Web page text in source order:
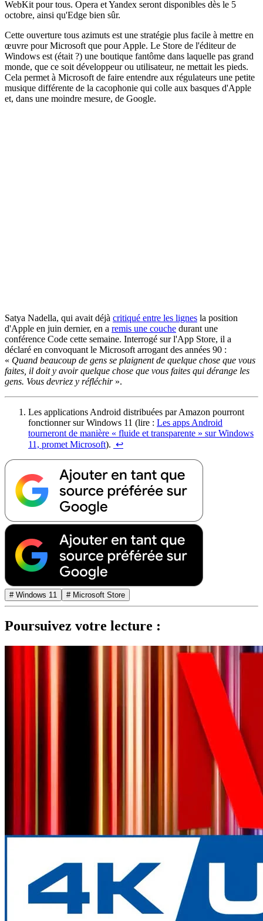
WebKit pour tous. Opera et Yandex seront disponibles dès le 5
octobre, ainsi qu'Edge bien sûr.
Cette ouverture tous azimuts est une stratégie plus facile à mettre en
œuvre pour Microsoft que pour Apple. Le Store de l'éditeur de
Windows est (était ?) une boutique fantôme dans laquelle pas grand
monde, que ce soit développeur ou utilisateur, ne mettait les pieds.
Cela permet à Microsoft de faire entendre aux régulateurs une petite
musique différente de la cacophonie qui colle aux basques d'Apple
et, dans une moindre mesure, de Google.
Satya Nadella, qui avait déjà critiqué entre les lignes la position
d'Apple en juin dernier, en a remis une couche durant une
conférence Code cette semaine. Interrogé sur l'App Store, il a
déclaré en convoquant le Microsoft arrogant des années 90 :
« Quand beaucoup de gens se plaignent de quelque chose que vous
faites, il doit y avoir quelque chose que vous faites qui dérange les
gens. Vous devriez y réfléchir».
Les applications Android distribuées par Amazon pourront
fonctionner sur Windows 11 (lire : Les apps Android
tourneront de manière « fluide et transparente » sur Windows
11, promet Microsoft). ↩︎
# Windows 11 # Microsoft Store
Poursuivez votre lecture :